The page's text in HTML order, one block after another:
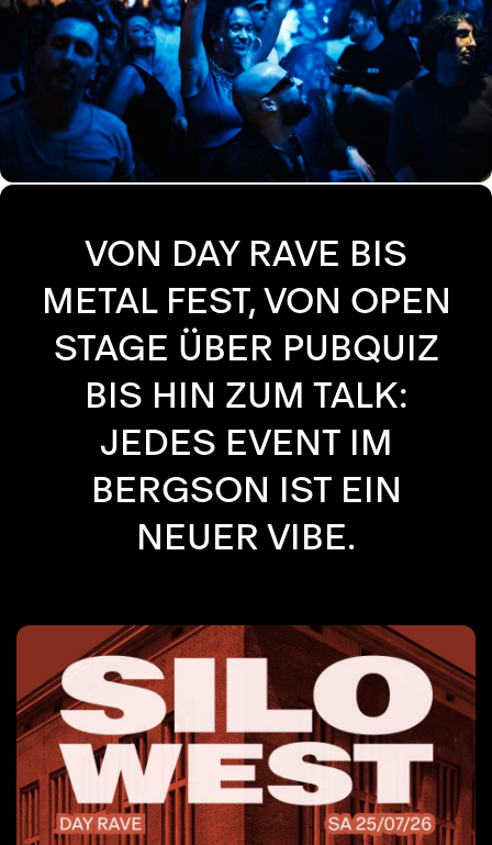
VON DAY RAVE BIS
METAL FEST, VON OPEN
STAGE ÜBER PUBQUIZ
BIS HIN ZUM TALK:
JEDES EVENT IM
BERGSON IST EIN
NEUER VIBE.